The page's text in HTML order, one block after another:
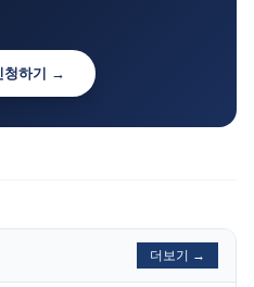
청하기 →
더보기 →